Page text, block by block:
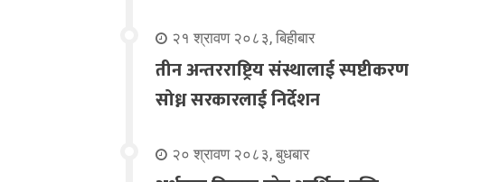
२१ श्रावण २०८३, बिहीबार
तीन अन्तरराष्ट्रिय संस्थालाई स्पष्टीकरण
सोध्न सरकारलाई निर्देशन
२० श्रावण २०८३, बुधबार